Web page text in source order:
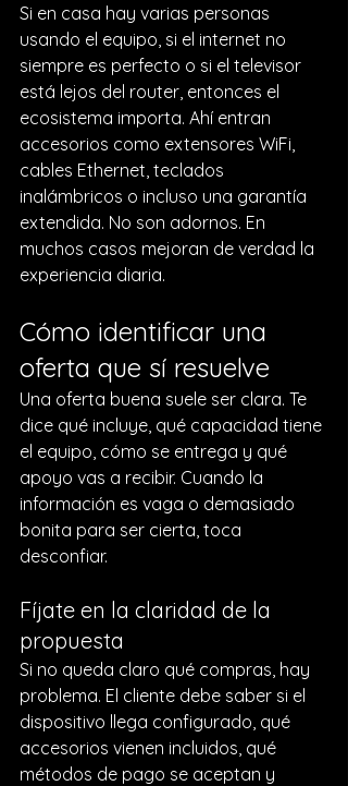
Si en casa hay varias personas
usando el equipo, si el internet no
siempre es perfecto o si el televisor
está lejos del router, entonces el
ecosistema importa. Ahí entran
accesorios como extensores WiFi
cables Ethernet, teclados
inalámbricos o incluso una garantía
extendida. No son adornos. En
muchos casos mejoran de verdad la
experiencia diaria.
Cómo identificar una
oferta que sí resuelve
Una oferta buena suele ser clara. Te
dice qué incluye, qué capacidad tiene
el equipo, cómo se entrega y qué
apoyo vas a recibir. Cuando la
información es vaga o demasiado
bonita para ser cierta, toca
desconfiar.
Fíjate en la claridad de la
propuesta
Si no queda claro qué compras, hay
problema. El cliente debe saber si el
dispositivo llega configurado, qué
accesorios vienen incluidos, qué
métodos de pago se aceptan y